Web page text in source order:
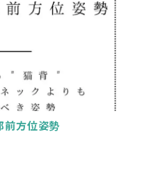
variable $image_url in
delight/category.phpon line
方位姿勢